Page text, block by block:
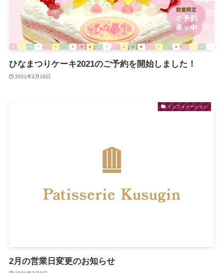
ひなまつりケーキ2021のご予約を開始しました！
2021年2月19日
インフォメーション
2月の営業日変更のお知らせ